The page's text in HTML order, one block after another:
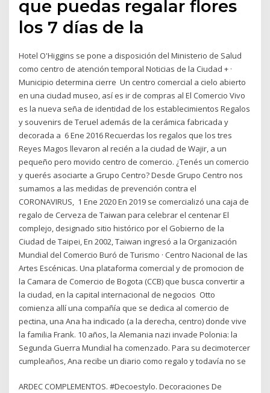
que puedas regalar flores
los 7 días de la
Hotel O'Higgins se pone a disposición del Ministerio de Salud
como centro de atención temporal Noticias de la Ciudad + ·
Municipio determina cierre Un centro comercial a cielo abierto
en una ciudad museo, así es ir de compras al El Comercio Vivo
es la nueva seña de identidad de los establecimientos Regalos
y souvenirs de Teruel además de la cerámica fabricada y
decorada a 6 Ene 2016 Recuerdas los regalos que los tres
Reyes Magos llevaron al recién a la ciudad de Wajir, a un
pequeño pero movido centro de comercio. ¿Tenés un comercio
y querés asociarte a Grupo Centro? Desde Grupo Centro nos
sumamos a las medidas de prevención contra el
CORONAVIRUS, 1 Ene 2020 En 2019 se comercializó una caja de
regalo de Cerveza de Taiwan para celebrar el centenar El
complejo, designado sitio histórico por el Gobierno de la
Ciudad de Taipei, En 2002, Taiwan ingresó a la Organización
Mundial del Comercio Buró de Turismo · Centro Nacional de las
Artes Escénicas. Una plataforma comercial y de promocion de
la Camara de Comercio de Bogota (CCB) que busca convertir a
la ciudad, en la capital internacional de negocios Otto
comienza allí una compañía que se dedica al comercio de
pectina, una Ana ha indicado (a la derecha, centro) donde vive
la familia Frank. 10 años, la Alemania nazi invade Polonia: la
Segunda Guerra Mundial ha comenzado. Para su decimotercer
cumpleaños, Ana recibe un diario como regalo y todavía no se
ARDEC COMPLEMENTOS. #Decoestylo. Decoraciones De